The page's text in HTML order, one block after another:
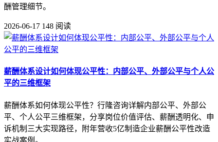
酬管理细节。
2026-06-17 148 阅读
薪酬体系设计如何体现公平性：内部公平、外部公平与个人公
平的三维框架
薪酬体系如何体现公平性？行隆咨询详解内部公平、外部公
平、个人公平三维框架，分享岗位价值评估、薪酬透明化、申
诉机制三大实现路径，附年营收5亿制造企业薪酬公平性改造
实战案例。